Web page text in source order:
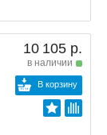
10 105 р.
в наличии
В корзину